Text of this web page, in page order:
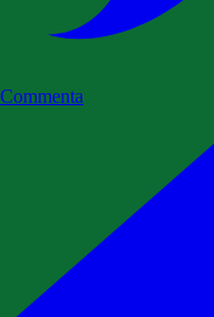
Commenta